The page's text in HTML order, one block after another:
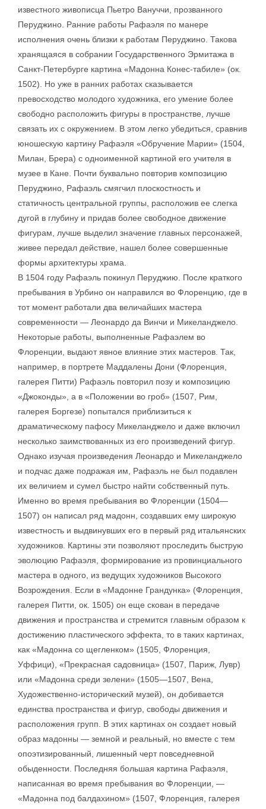
известного живописца Пьетро Вануччи, прозванного
Перуджино. Ранние работы Рафаэля по манере
исполнения очень близки к работам Перуджино. Такова
хранящаяся в собрании Государственного Эрмитажа в
Санкт-Петербурге картина «Мадонна Конес-табиле» (ок.
1502). Но уже в ранних работах сказывается
превосходство молодого художника, его умение более
свободно расположить фигуры в пространстве, лучше
связать их с окружением. В этом легко убедиться, сравнив
юношескую картину Рафаэля «Обручение Марии» (1504,
Милан, Брера) с одноименной картиной его учителя в
музее в Кане. Почти буквально повторив композицию
Перуджино, Рафаэль смягчил плоскостность и
статичность центральной группы, расположив ее слегка
дугой в глубину и придав более свободное движение
фигурам, лучше выделил значение главных персонажей,
живее передал действие, нашел более совершенные
формы архитектуры храма.
В 1504 году Рафаэль покинул Перуджию. После краткого
пребывания в Урбино он направился во Флоренцию, где в
тот момент работали два величайших мастера
современности — Леонардо да Винчи и Микеланджело.
Некоторые работы, выполненные Рафаэлем во
Флоренции, выдают явное влияние этих мастеров. Так,
например, в портрете Маддалены Дони (Флоренция,
галерея Питти) Рафаэль повторил позу и композицию
«Джоконды», а в «Положении во гроб» (1507, Рим,
галерея Боргезе) попытался приблизиться к
драматическому пафосу Микеланджело и даже включил
несколько заимствованных из его произведений фигур.
Однако изучая произведения Леонардо и Микеланджело
и подчас даже подражая им, Рафаэль не был подавлен
их величием и сумел быстро найти собственный путь.
Именно во время пребывания во Флоренции (1504—
1507) он написал ряд мадонн, создавших ему широкую
известность и выдвинувших его в первый ряд итальянских
художников. Картины эти позволяют проследить быструю
эволюцию Рафаэля, формирование из провинциального
мастера в одного, из ведущих художников Высокого
Возрождения. Если в «Мадонне Грандунка» (Флоренция,
галерея Питти, ок. 1505) он еще скован в передаче
движения и пространства и стремится главным образом к
достижению пластического эффекта, то в таких картинах,
как «Мадонна со щегленком» (1505, Флоренция,
Уффици), «Прекрасная садовница» (1507, Париж, Лувр)
или «Мадонна среди зелени» (1505—1507, Вена,
Художественно-исторический музей), он добивается
единства пространства и фигур, свободы движения и
расположения групп. В этих картинах он создает новый
образ мадонны — земной и реальный, но вместе с тем
опоэтизированный, лишенный черт повседневной
обыденности. Последняя большая картина Рафаэля,
написанная во время пребывания во Флоренции, —
«Мадонна под балдахином» (1507, Флоренция, галерея